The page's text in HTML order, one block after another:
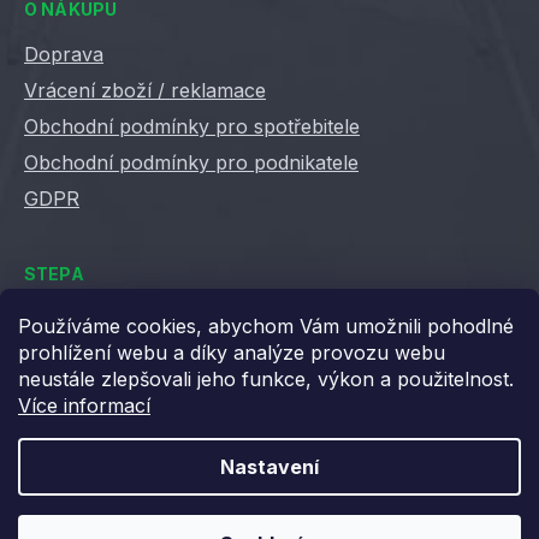
Používáme cookies, abychom Vám umožnili pohodlné
prohlížení webu a díky analýze provozu webu
neustále zlepšovali jeho funkce, výkon a použitelnost.
Více informací
Nastavení
O NÁKUPU
Doprava
Vrácení zboží / reklamace
Obchodní podmínky pro spotřebitele
Obchodní podmínky pro podnikatele
GDPR
STEPA
Kontakty
Kariéra ve Stepě
Věrnostní slevy
Blog STEPA